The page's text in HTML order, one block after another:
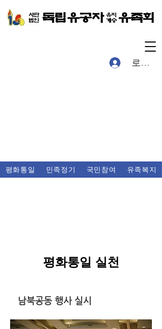
로그인
평화통일 민족정기 국민참여 유족복지
평화통일 실천
남북공동 행사 실시